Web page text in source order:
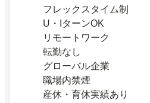
フレックスタイム制
U・IターンOK
リモートワーク
転勤なし
グローバル企業
職場内禁煙
産休・育休実績あり